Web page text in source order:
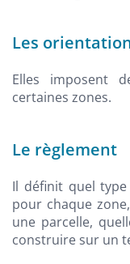
Les
Elles imposent
certaines zones.
Le règlement
Il définit quel
pour chaque
une parcelle,
construire sur un